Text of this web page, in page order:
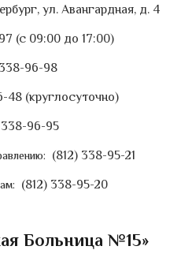
ул. Авангардная, д. 4
(c 09:00 до 17:00)
96-98
48 (круглосуточно)
338-96-95
(812) 338-95-21
(812) 338-95-20
Больница №15»